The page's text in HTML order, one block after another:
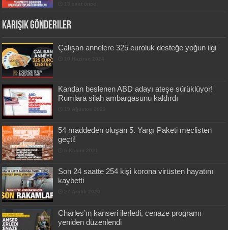
Karışık Gönderiler
Çalışan annelere 325 euroluk desteğe yoğun ilgi
Kandan beslenen ABD adayı ateşe sürüklüyor!
Rumlara silah ambargasunu kaldırdı
54 maddeden oluşan 5. Yargı Paketi meclisten
geçti!
Son 24 saatte 254 kişi korona virüsten hayatını
kaybetti
Charles’ın kanseri ilerledi, cenaze programı
yeniden düzenlendi